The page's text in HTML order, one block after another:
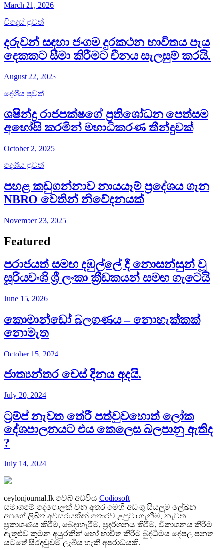
March 21, 2026
විදෙස් පුවත්
දරුවන් සඳහා ජංගම දුරකථන භාවිතය පැය
දෙකකට සීමා කිරීමට චීනය සැලසුම් කරයි.
August 22, 2023
දේශීය පුවත්
ශෂින්ද්‍ර රාජපක්ෂගේ ප්‍රතිශෝධන පෙත්සම
අහෝසි කරමින් මහාධිකරණ තීන්දුවක්
October 2, 2025
දේශීය පුවත්
පහළ කඩුගන්නාව නායයෑම් ප්‍රදේශය ගැන
NBRO වෙතින් නිවේදනයක්
November 23, 2025
Featured
පරාජයත් සමඟ දඹුල්ලේ දී නොසන්සුන් වූ
සූරියවංශි ශ්‍රී ලංකා ක්‍රීඩකයන් සමඟ ගැටෙයි
June 15, 2026
කොමාන්ඩෝ බලගණය – නොහැක්කක්
නොමැත​
October 15, 2024
ජාත්‍යන්තර චෙස් දිනය අදයි.
July 20, 2024
ට්‍රම්ප් නැවත තේරී පත්වුවහොත් ලෝක
දේශපාලනයට එය කෙලෙස බලපානු ඇතිද​
?
July 14, 2024
ceylonjournal.lk වෙබ් අඩවිය Codiosoft
සමාගමේ දේපොලක් වන අතර මෙහි අඩංගු සියලුම ලේඛන
අපගේ ලිඛිත අවසරයකින් තොරව උපුටා ගැනීම, නැවත
ප්‍රකාශණය කිරීම, බෙදාහැරීම, ප්‍රදර්ශනය කිරීම, විකාශනය කිරීම
ඇතුළුව කුමන අයුරකින් හෝ භාවිත කිරීම බුද්ධිමය දේපල පනත
යටතේ සිරදඬුවම් ලැබිය හැකි අපරාධයකි.